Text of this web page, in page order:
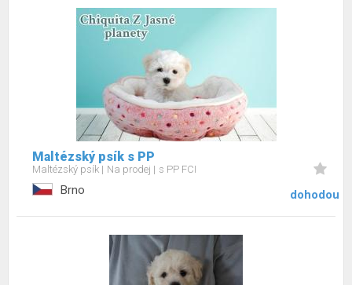
Maltézský psík s PP
Maltézský psík Na prodej s PP FCI
Brno dohodou